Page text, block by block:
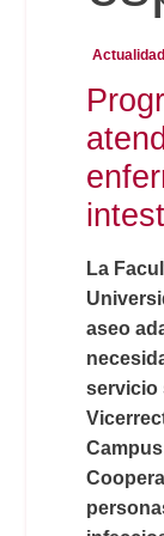
Actualidad
La
aseo
servicio